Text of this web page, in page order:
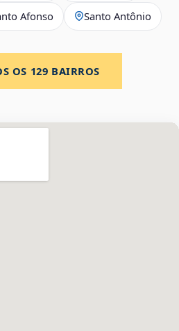
Afonso Santo Antônio
OS 129 BAIRROS